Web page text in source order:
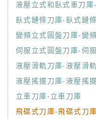
液壓立式和臥式車刀
臥式鏈條刀庫-臥式鏈
變頻立式圓盤刀庫-變
伺服立式圓盤刀庫-伺
液壓滑軌刀庫-液壓滑
液壓搖擺刀庫-液壓搖
立車刀庫-立車刀庫
飛碟式刀庫-飛碟式刀庫